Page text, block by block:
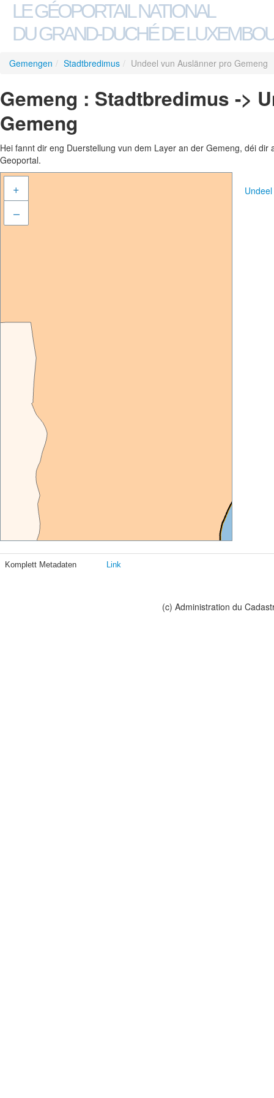
LE GÉOPORTAIL NATIONAL
DU GRAND-DUCHÉ DE
Gemengen / Stadtbredimus / Undeel vun Auslänner pro Gemeng
Gemeng : Stadtbredimus ->
Gemeng
Hei fannt dir eng Duerstellung vun dem Layer an der Gemeng, déi
Geoportal.
+
–
Komplett Metadaten Link
(c) Administration du